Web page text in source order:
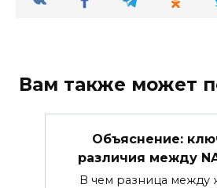
Вам также может
Объяснение:
различия между
В чем разница между